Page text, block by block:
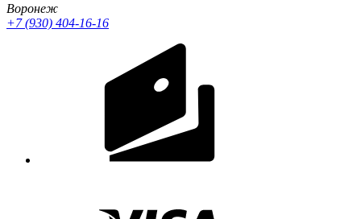
Воронеж
+7 (930) 404-16-16